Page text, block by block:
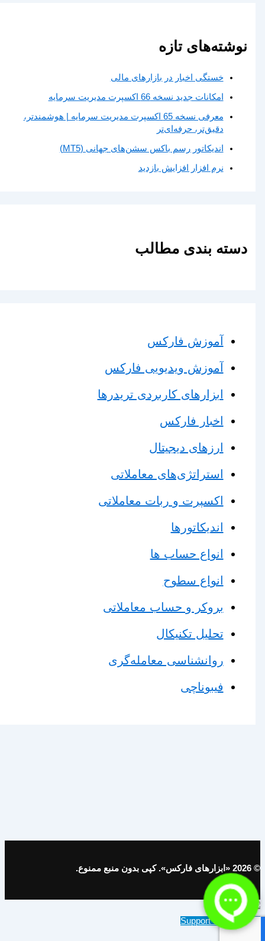
نوشته‌های تازه
خستگی اخبار در بازارهای مالی
امکانات جدید نسخه 66 اکسپرت مدیریت سرمایه
معرفی نسخه 65 اکسپرت مدیریت سرمایه | هوشمندتر،
دقیق‌تر، حرفه‌ای‌تر
اندیکاتور رسم باکس سشن‌های جهانی (MT5)
نرم افزار افزایش بازدید
دسته بندی مطالب
آموزش فارکس
آموزش ویدیویی فارکس
ابزارهای کاربردی تریدرها
اخبار فارکس
ارزهای دیجیتال
استراتژی‌های معاملاتی
اکسپرت و ربات معاملاتی
اندیکاتورها
انواع حساب ها
انواع سطوح
بروکر و حساب معاملاتی
تحلیل تکنیکال
روانشناسی معامله‌گری
فیبوناچی
© 2026 «ابزارهای فارکس». کپی بدون منبع ممنوع.
Support on Telegram